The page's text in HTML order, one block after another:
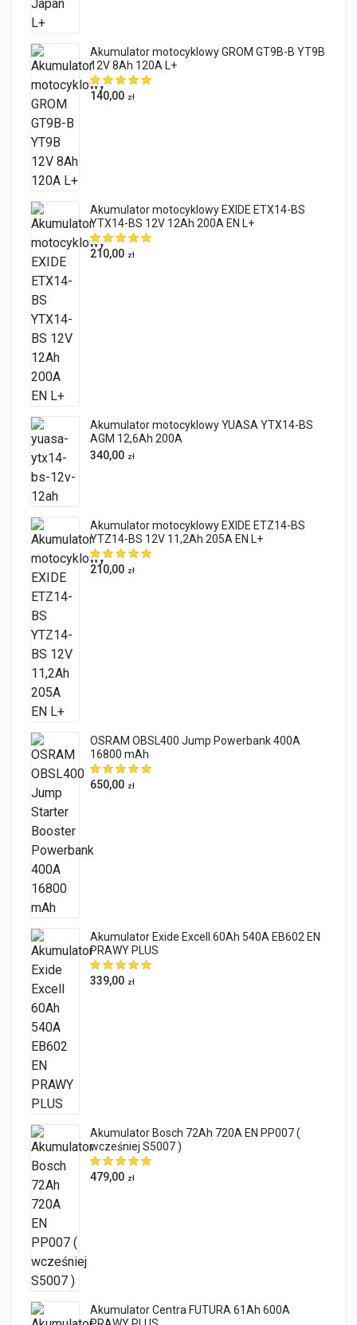
Akumulator motocyklowy GROM GT9B-B YT9B
12V 8Ah 120A L+
140,00 zł
Akumulator motocyklowy EXIDE ETX14-BS
YTX14-BS 12V 12Ah 200A EN L+
210,00 zł
Akumulator motocyklowy YUASA YTX14-BS
AGM 12,6Ah 200A
340,00 zł
Akumulator motocyklowy EXIDE ETZ14-BS
YTZ14-BS 12V 11,2Ah 205A EN L+
210,00 zł
OSRAM OBSL400 Jump Powerbank 400A
16800 mAh
650,00 zł
Akumulator Exide Excell 60Ah 540A EB602 EN
PRAWY PLUS
339,00 zł
Akumulator Bosch 72Ah 720A EN PP007 (
wcześniej S5007 )
479,00 zł
Akumulator Centra FUTURA 61Ah 600A